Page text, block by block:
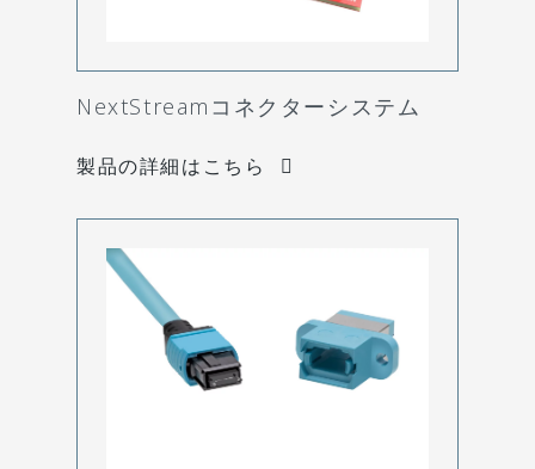
NextStreamコネクターシステム
製品の詳細はこちら